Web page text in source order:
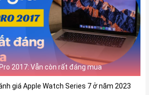
thiếu phụ kiện hỗ trợ khả năng tương
Với tính năng này làm tăng độ nhạy, hỗ trợ
nhanh chóng và chính xác hơn. Công
màn hình tần số quét 120Hz cho mọi thao
màn hình nhạy hơn bao giờ hết.
lại hình ảnh chất lượng
thể không kể đến khả năng chụp ảnh
iPad Pro 2021 được trang bị cụm
2017: Vẫn còn rất đáng mua
giá Apple Watch Series 7 ở năm 2023